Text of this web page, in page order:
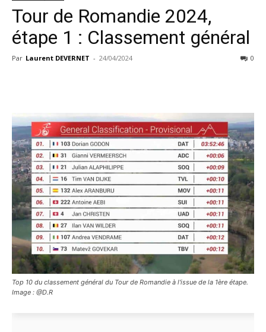
Tour de Romandie 2024,
étape 1 : Classement général
Par Laurent DEVERNET - 24/04/2024 0
Top 10 du classement général du Tour de Romandie à l'issue de la 1ère étape.
Image : @D.R